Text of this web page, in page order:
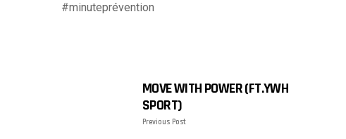
#minuteprévention
MOVE WITH POWER (FT.YWH
SPORT)
Previous Post